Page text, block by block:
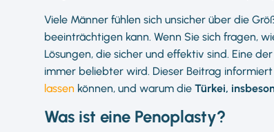
Viele Männer fühlen sich unsicher über die
beeinträchtigen kann. Wenn Sie sich fragen,
Lösungen, die sicher und effektiv sind. Eine
immer beliebter wird. Dieser Beitrag
lassen können, und warum die Türkei,
Was ist eine Penoplasty?